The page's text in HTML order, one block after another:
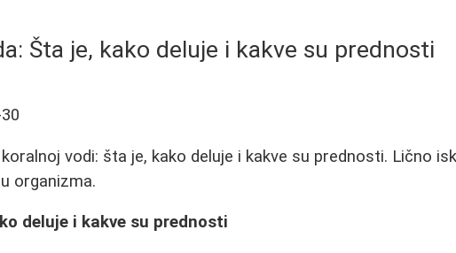
Šta je, kako deluje i kakve su prednosti
vodi: šta je, kako deluje i kakve su prednosti. Lično
organizma.
deluje i kakve su prednosti